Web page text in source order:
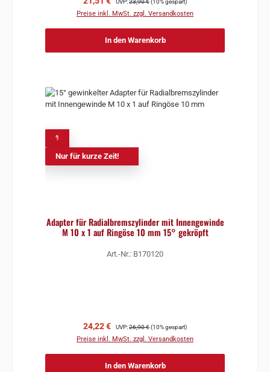
UVP:23,90 €(10% gespart)
Preise inkl. MwSt. zzgl. Versandkosten
In den Warenkorb
Nur für kurze Zeit!
Adapter für Radialbremszylinder mit Innengewinde
M 10 x 1 auf Ringöse 10 mm 15° gekröpft
Art.-Nr.: B170120
Verkaufspreis:
24,22 € Regulärer Preis:
UVP:26,90 €(10% gespart)
Preise inkl. MwSt. zzgl. Versandkosten
In den Warenkorb